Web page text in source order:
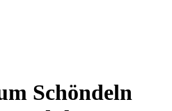
Schöndeln